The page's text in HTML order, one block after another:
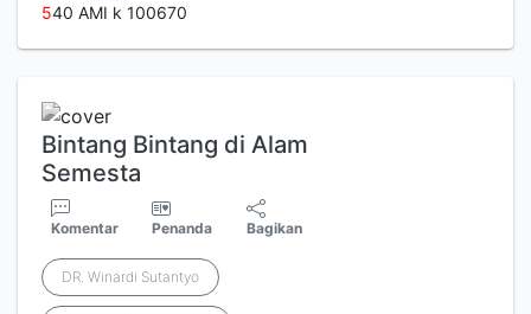
540 AMI k 100670
Bintang Bintang di Alam
Semesta
Komentar Penanda Bagikan
DR. Winardi Sutantyo